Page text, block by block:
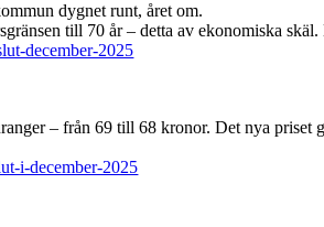
dygnet runt, året om.
till 70 år – detta av ekonomiska
december-2025
– från 69 till 68 kronor. Det nya
i-december-2025